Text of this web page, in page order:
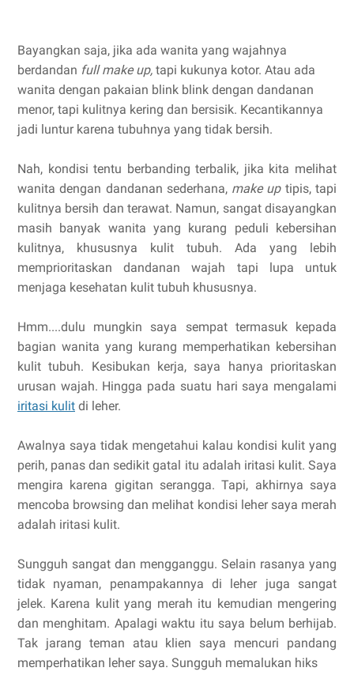
Bayangkan saja, jika ada wanita yang wajahnya
berdandan full make up, tapi kukunya kotor. Atau ada
wanita dengan pakaian blink blink dengan dandanan
menor, tapi kulitnya kering dan bersisik. Kecantikannya
jadi luntur karena tubuhnya yang tidak bersih.
Nah, kondisi tentu berbanding terbalik, jika kita melihat
wanita dengan dandanan sederhana, make up tipis, tapi
kulitnya bersih dan terawat. Namun, sangat disayangkan
masih banyak wanita yang kurang peduli kebersihan
kulitnya, khususnya kulit tubuh. Ada yang lebih
memprioritaskan dandanan wajah tapi lupa untuk
menjaga kesehatan kulit tubuh khususnya.
Hmm....dulu mungkin saya sempat termasuk kepada
bagian wanita yang kurang memperhatikan kebersihan
kulit tubuh. Kesibukan kerja, saya hanya prioritaskan
urusan wajah. Hingga pada suatu hari saya mengalami
iritasi kulit di leher.
Awalnya saya tidak mengetahui kalau kondisi kulit yang
perih, panas dan sedikit gatal itu adalah iritasi kulit. Saya
mengira karena gigitan serangga. Tapi, akhirnya saya
mencoba browsing dan melihat kondisi leher saya merah
adalah iritasi kulit.
Sungguh sangat dan mengganggu. Selain rasanya yang
tidak nyaman, penampakannya di leher juga sangat
jelek. Karena kulit yang merah itu kemudian mengering
dan menghitam. Apalagi waktu itu saya belum berhijab.
Tak jarang teman atau klien saya mencuri pandang
memperhatikan leher saya. Sungguh memalukan hiks